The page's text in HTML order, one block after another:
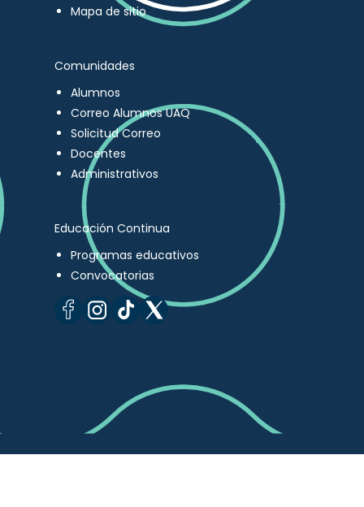
Mapa de sitio
Comunidades
Alumnos
Correo Alumnos UAQ
Solicitud Correo
Docentes
Administrativos
Educación Continua
Programas educativos
Convocatorias